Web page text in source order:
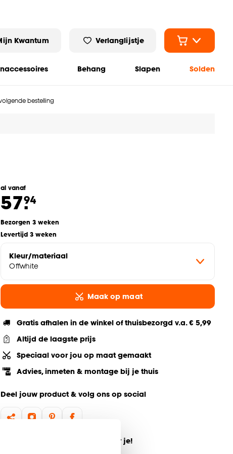
Kwantum Verlanglijstje
Behang Slapen Solden
bestelling
al vanaf
57.94
Bezorgen 3 weken
Levertijd 3 weken
Kleur/materiaal
Offwhite
Maak op maat
Gratis afhalen in de winkel of thuisbezorgd v.a. € 5,99
Altijd de laagste prijs
Speciaal voor jou op maat gemaakt
Advies, inmeten & montage bij je thuis
Deel jouw product & volg ons op social
Hulp nodig? Wij regelen het voor je!